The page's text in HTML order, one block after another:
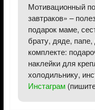
Мотивационный
завтраков» –
подарок маме,
брату, дяде,
комплекте:
наклейки для
холодильнику,
Инстаграм